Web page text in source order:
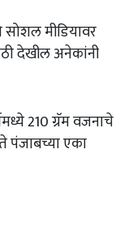
मीडियावर
देखील अनेकांनी
210 ग्रॅम वजनाचे
पंजाबच्या एका